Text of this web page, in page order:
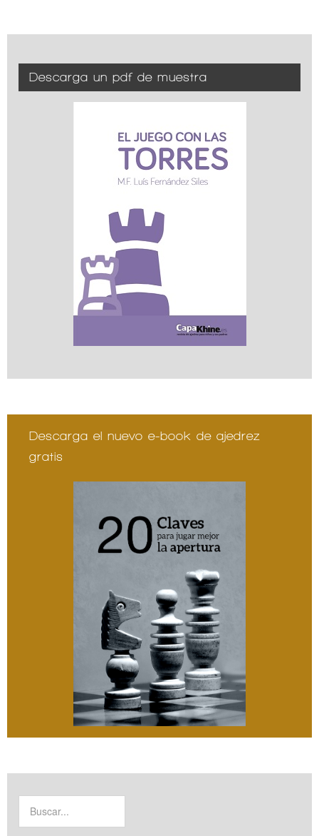
Descarga un pdf de muestra
Descarga el nuevo e-book de ajedrez
gratis